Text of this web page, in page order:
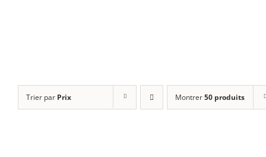
Trier par Prix Montrer50 produits